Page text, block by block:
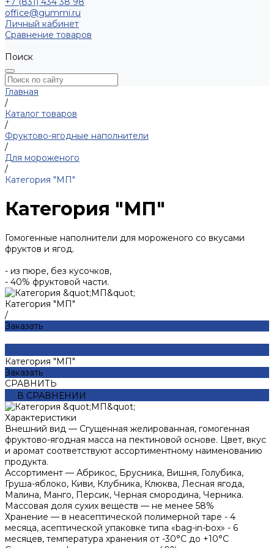
office@gummi.ru
Личный кабинет
Сравнение товаров
Поиск
Главная
/
Каталог товаров
/
Фруктово-ягодные наполнители
/
Для мороженого
/
Категория "МП"
Категория "МП"
Гомогенные наполнители для мороженого со вкусами
фруктов и ягод.
- из пюре, без кусочков,
- 40% фруктовой части.
Категория "МП"
/
Заказать
Категория "МП"
Заказать
СРАВНИТЬ
В СРАВНЕНИИ
Характеристики
Внешний вид — Сгущенная желированная, гомогенная
фруктово-ягодная масса на пектиновой основе. Цвет, вкус
и аромат соответствуют ассортиментному наименованию
продукта.
Ассортимент — Абрикос, Брусника, Вишня, Голубика,
Груша-яблоко, Киви, Клубника, Клюква, Лесная ягода,
Малина, Манго, Персик, Черная смородина, Черника.
Массовая доля сухих веществ — не менее 58%
Хранение — в неасептической полимерной таре - 4
месяца, асептической упаковке типа «bag-in-box» - 6
месяцев, температура хранения от -30°С до +10°С